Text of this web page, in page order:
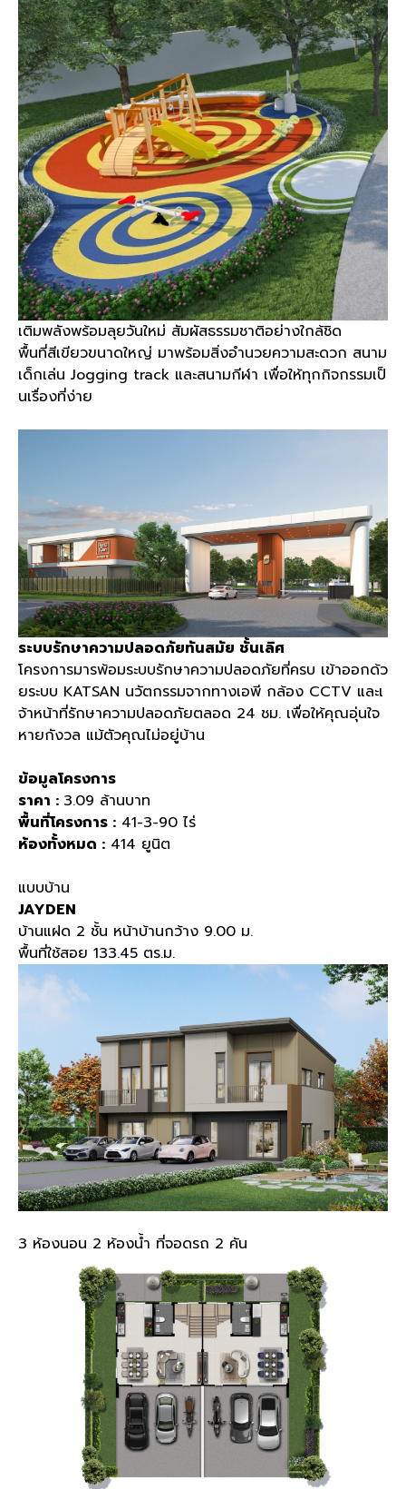
เติมพลังพร้อมลุยวันใหม่ สัมผัสธรรมชาติอย่างใกล้ชิด
พื้นที่สีเขียวขนาดใหญ่ มาพร้อมสิ่งอำนวยความสะดวก สนาม
เด็กเล่น Jogging track และสนามกีฬา เพื่อให้ทุกกิจกรรมเป็
นเรื่องที่ง่าย
ระบบรักษาความปลอดภัยทันสมัย ชั้นเลิศ
โครงการมารพ้อมระบบรักษาความปลอดภัยที่ครบ เข้าออกด้ว
ยระบบ KATSAN นวัตกรรมจากทางเอพี กล้อง CCTV และเ
จ้าหน้าที่รักษาความปลอดภัยตลอด 24 ชม. เพื่อให้คุณอุ่นใจ
หายกังวล แม้ตัวคุณไม่อยู่บ้าน
ข้อมูลโครงการ
ราคา : 3.09 ล้านบาท
พื้นที่โครงการ : 41-3-90 ไร่
ห้องทั้งหมด : 414 ยูนิต
แบบบ้าน
JAYDEN
บ้านแฝด 2 ชั้น หน้าบ้านกว้าง 9.00 ม.
พื้นที่ใช้สอย 133.45 ตร.ม.
3 ห้องนอน 2 ห้องน้ำ ที่จอดรถ 2 คัน